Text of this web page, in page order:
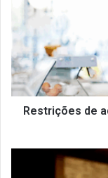
adesão
PERSE
são
mantidas
pelo
STJ
Restrições de